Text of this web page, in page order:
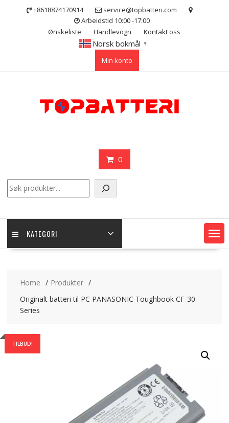
+8618874170914
service@topbatteri.com
Arbeidstid 10:00 -17:00
Ønskeliste
Handlevogn Kontakt oss
Norsk bokmål ▼
Min konto
0
KATEGORI
Home
Produkter
Originalt batteri til PC PANASONIC Toughbook CF-30
Series
TILBUD!